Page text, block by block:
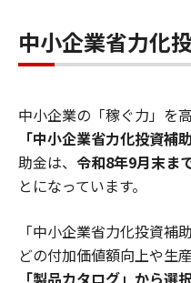
中小企業省力化
中小企業の「稼ぐ力」を
「中小企業省力化投資補助
助金は、 令和8年9月末ま
とになっています。
「中小企業省力化投資補
どの付加価値額向上や生
「製品カタログ」から選択